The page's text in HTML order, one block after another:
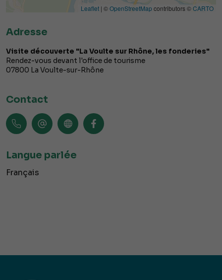
Leaflet | ©OpenStreetMap contributors ©CARTO
Adresse
Visite découverte "La Voulte sur Rhône, les fonderies"
Rendez-vous devant l'office de tourisme
07800 La Voulte-sur-Rhône
Contact
Langue parlée
Français